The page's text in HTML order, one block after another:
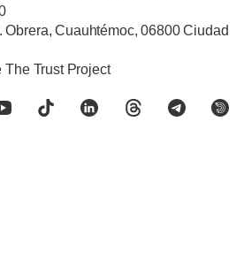
Cuauhtémoc, 06800 Ciudad
Trust Project